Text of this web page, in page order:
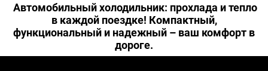
Автомобильный холодильник: прохлада и тепло
в каждой поездке! Компактный,
функциональный и надежный – ваш комфорт в
дороге.